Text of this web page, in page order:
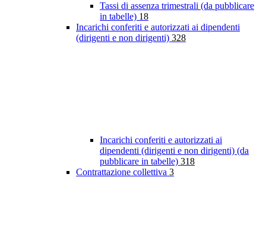
Tassi di assenza trimestrali (da pubblicare
in tabelle) 18
Incarichi conferiti e autorizzati ai dipendenti
(dirigenti e non dirigenti) 328
Incarichi conferiti e autorizzati ai
dipendenti (dirigenti e non dirigenti) (da
pubblicare in tabelle) 318
Contrattazione collettiva 3